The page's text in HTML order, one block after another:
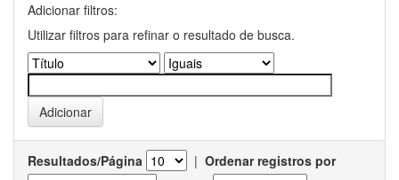
Adicionar filtros:
Utilizar filtros para refinar o resultado de busca.
Resultados/Página | Ordenar registros por